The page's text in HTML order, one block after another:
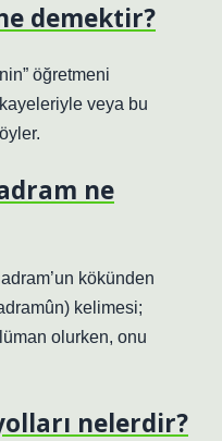
demektir?
öğretmeni
veya bu
ne
kökünden
kelimesi;
olurken, onu
nelerdir?